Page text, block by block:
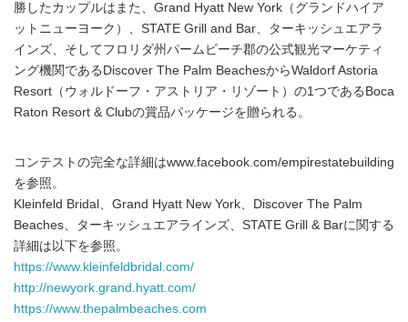
勝したカップルはまた、Grand Hyatt New York（グランドハイア
ットニューヨーク）、STATE Grill and Bar、ターキッシュエアラ
インズ、そしてフロリダ州パームビーチ郡の公式観光マーケティ
ング機関であるDiscover The Palm BeachesからWaldorf Astoria
Resort（ウォルドーフ・アストリア・リゾート）の1つであるBoca
Raton Resort & Clubの賞品パッケージを贈られる。
コンテストの完全な詳細はwww.facebook.com/empirestatebuilding
を参照。
Kleinfeld Bridal、Grand Hyatt New York、Discover The Palm
Beaches、ターキッシュエアラインズ、STATE Grill & Barに関する
詳細は以下を参照。
https://www.kleinfeldbridal.com/
http://newyork.grand.hyatt.com/
https://www.thepalmbeaches.com